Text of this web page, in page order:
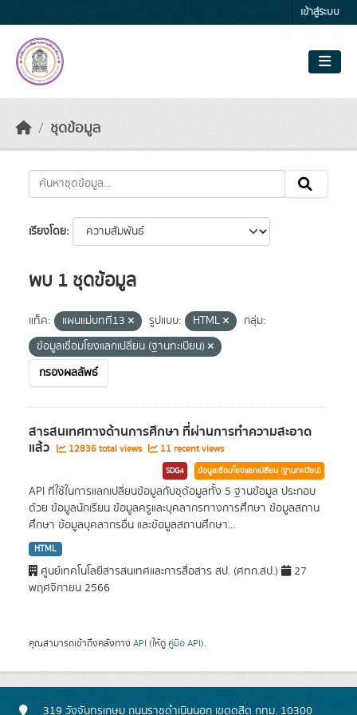
เข้าสู่ระบบ
ชุดข้อมูล
เรียงโดย
พบ 1 ชุดข้อมูล
แท็ค: แผนแม่บทที่13 รูปแบบ: HTML
กลุ่ม:
ข้อมูลเชื่อมโยงแลกเปลี่ยน (ฐานทะเบียน)
กรองผลลัพธ์
สารสนเทศทางด้านการศึกษา ที่ผ่านการทำความสะอาด
แล้ว 12836 total views 11 recent views
SDG4 ข้อมูลเชื่อมโยงแลกเปลี่ยน (ฐานทะเบียน)
API ที่ใช้ในการแลกเปลี่ยนข้อมูลกับชุด้อมูลทั้ง 5 ฐานข้อมูล ประกอบ
ด้วย ข้อมูลนักเรียน ข้อมูลครูและบุคลากรทางการศึกษา ข้อมูลสถาน
ศึกษา ข้อมูลบุคลากรอื่น และข้อมูลสถานศึกษา...
HTML
ศูนย์เทคโนโลยีสารสนเทศและการสื่อสาร สป. (ศทก.สป.)
27
พฤศจิกายน 2566
คุณสามารถเข้าถึงคลังทาง API (ให้ดู คู่มือ API).
319 วังจันทรเกษม ถนนราชดำเนินนอก เขตดุสิต กทม. 10300